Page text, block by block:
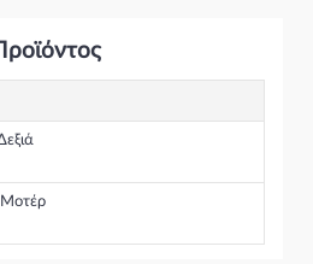
αυτοκίνητό σας μην διστάσετε να
γκάμα από Γρύλος Παραθύρου